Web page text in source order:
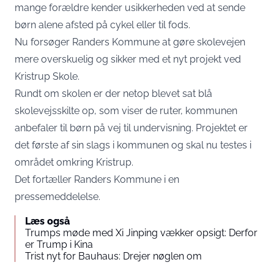
mange forældre kender usikkerheden ved at sende
børn alene afsted på cykel eller til fods.
Nu forsøger Randers Kommune at gøre skolevejen
mere overskuelig og sikker med et nyt projekt ved
Kristrup Skole.
Rundt om skolen er der netop blevet sat blå
skolevejsskilte op, som viser de ruter, kommunen
anbefaler til børn på vej til undervisning. Projektet er
det første af sin slags i kommunen og skal nu testes i
området omkring Kristrup.
Det fortæller Randers Kommune i en
pressemeddelelse.
Læs også
Trumps møde med Xi Jinping vækker opsigt: Derfor
er Trump i Kina
Trist nyt for Bauhaus: Drejer nøglen om